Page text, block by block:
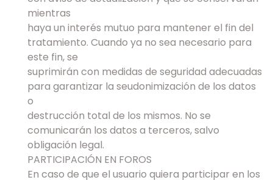
mientras
haya un interés mutuo para mantener el fin del
tratamiento. Cuando ya no sea necesario para
este fin, se
suprimirán con medidas de seguridad adecuadas
para garantizar la seudonimización de los datos
o
destrucción total de los mismos. No se
comunicarán los datos a terceros, salvo
obligación legal.
PARTICIPACIÓN EN FOROS
En caso de que el usuario quiera participar en los